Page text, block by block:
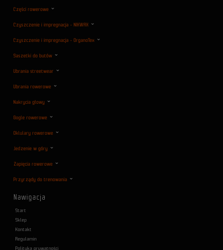
Części rowerowe
Czyszczenie i impregnacja - NIKWAX
Czyszczenie i impregnacja - OrganoTex
Saszetki do butów
Ubrania streetwear
Ubrania rowerowe
Nakrycia głowy
Gogle rowerowe
Oklulary rowerowe
Jedzenie w góry
Zapięcia rowerowe
Przyrządy do trenowania
Nawigacja
Start
Sklep
Kontakt
Regulamin
Polityka prywatności